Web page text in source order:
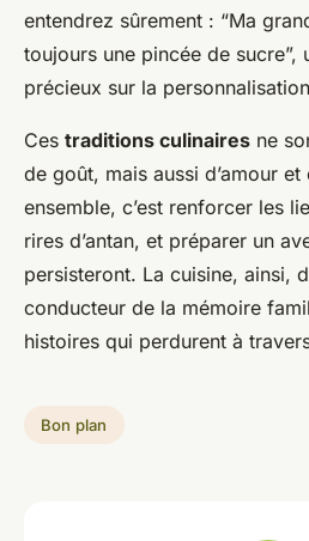
entendrez sûrement : “Ma
toujours une pincée de sucre”,
précieux sur la
Ces traditions culinaires ne
de goût, mais aussi d’amour et
ensemble, c’est renforcer les
rires d’antan, et préparer un
persisteront. La cuisine, ainsi,
conducteur de la mémoire
histoires qui perdurent à
Bon plan